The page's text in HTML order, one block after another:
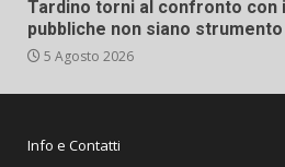
Tardino torni al confronto con
pubbliche non siano
5 Agosto 2026
Info e Contatti